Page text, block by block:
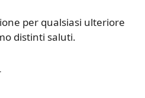
per qualsiasi ulteriore
distinti saluti.